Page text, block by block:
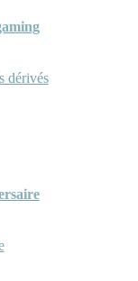
dérivés